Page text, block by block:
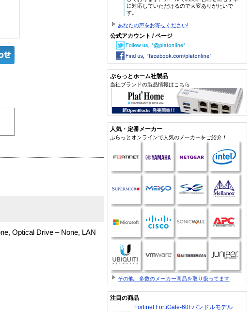
Optical Drive – None, LAN
に対応していただけるので大変ありがたいで
す。
あなたの声をお寄せください!
公式アカウント / ページ
ぷらっとホーム社製品
当社ブランドの製品情報はこちら
人気・定番メーカー
ぷらっとオンラインで人気のメーカーをご紹介！
その他、多数のメーカー商品を取り扱ってます
注目の商品
Fortinet FortiGate-60Fバンドルモデル